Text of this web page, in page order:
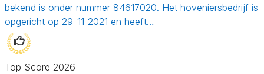
bekend is onder nummer 84617020. Het hoveniersbedrijf is
opgericht op 29-11-2021 en heeft…
Top Score 2026